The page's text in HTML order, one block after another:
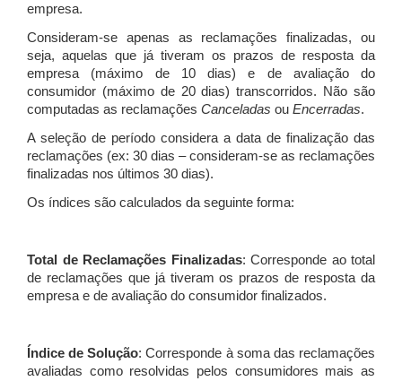
empresa.
Consideram-se apenas as reclamações finalizadas, ou
seja, aquelas que já tiveram os prazos de resposta da
empresa (máximo de 10 dias) e de avaliação do
consumidor (máximo de 20 dias) transcorridos. Não são
computadas as reclamações Canceladas ou Encerradas.
A seleção de período considera a data de finalização das
reclamações (ex: 30 dias – consideram-se as reclamações
finalizadas nos últimos 30 dias).
Os índices são calculados da seguinte forma:
Total de Reclamações Finalizadas: Corresponde ao total
de reclamações que já tiveram os prazos de resposta da
empresa e de avaliação do consumidor finalizados.
Índice de Solução: Corresponde à soma das reclamações
avaliadas como resolvidas pelos consumidores mais as